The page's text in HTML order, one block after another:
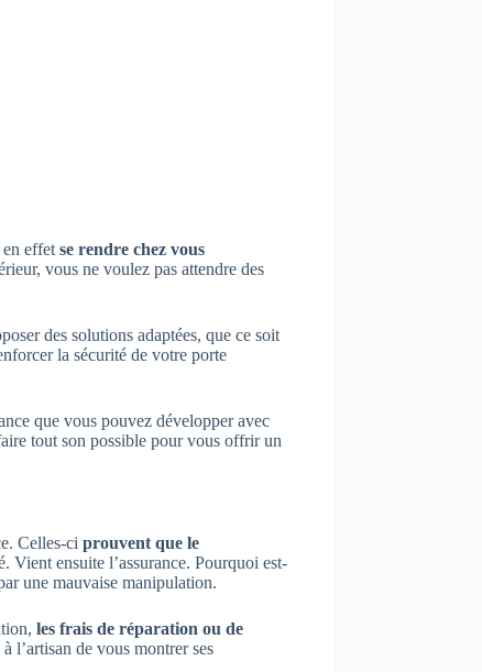
effet se rendre chez vous
vous ne voulez pas attendre des
des solutions adaptées, que ce soit
la sécurité de votre porte
que vous pouvez développer avec
tout son possible pour vous offrir un
Celles-ci prouvent que le
Vient ensuite l’assurance. Pourquoi est-
une mauvaise manipulation.
les frais de réparation ou de
l’artisan de vous montrer ses